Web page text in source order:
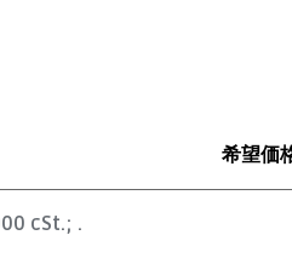
希望価
cSt.; .